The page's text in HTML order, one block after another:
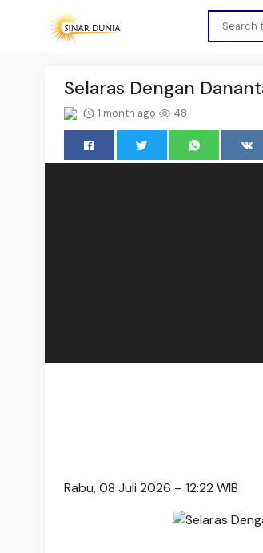
Selaras Dengan
1 month ago 48
Rabu, 08 Juli 2026 – 12:22 WIB